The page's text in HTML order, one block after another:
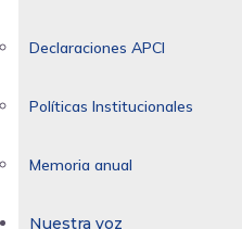
Declaraciones APCI
Políticas Institucionales
Memoria anual
Nuestra voz